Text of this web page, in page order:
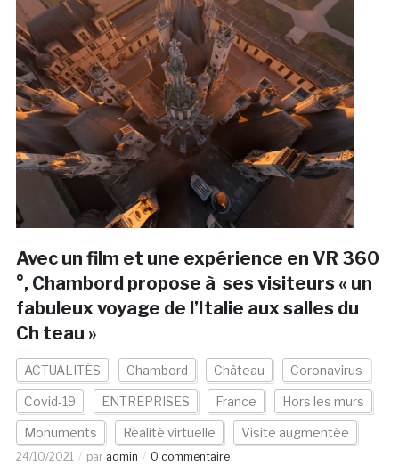
Avec un film et une expérience en VR 360
°, Chambord propose à ses visiteurs « un
fabuleux voyage de l’Italie aux salles du
Ch teau »
ACTUALITÉS Chambord Château Coronavirus
Covid-19 ENTREPRISES France Hors les murs
Monuments Réalité virtuelle Visite augmentée
24/10/2021 par admin 0 commentaire